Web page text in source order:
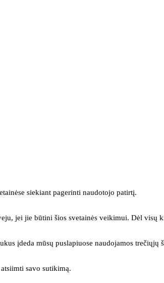
siekiant pagerinti naudotojo patirtį.
jei jie būtini šios svetainės veikimui. Dėl visų
įdeda mūsų puslapiuose naudojamos trečiųjų
savo sutikimą.